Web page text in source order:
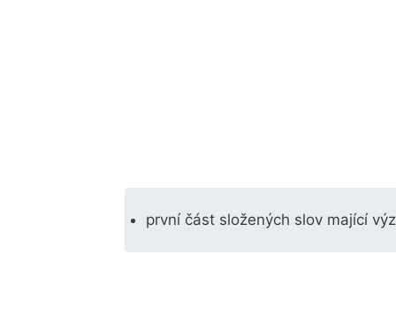
první část složených slov mající